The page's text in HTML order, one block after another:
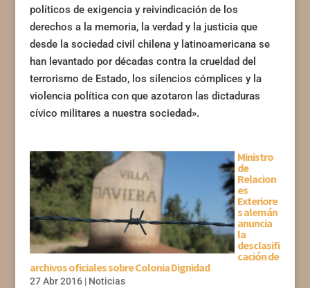
políticos de exigencia y reivindicación de los
derechos a la memoria, la verdad y la justicia que
desde la sociedad civil chilena y latinoamericana se
han levantado por décadas contra la crueldad del
terrorismo de Estado, los silencios cómplices y la
violencia política con que azotaron las dictaduras
cívico militares a nuestra sociedad».
Ministro
de
Relacion
es
Exteriore
s alemán
anuncia
la
desclasifi
cación de
archivos oficiales sobre Colonia Dignidad
27 Abr 2016| Noticias